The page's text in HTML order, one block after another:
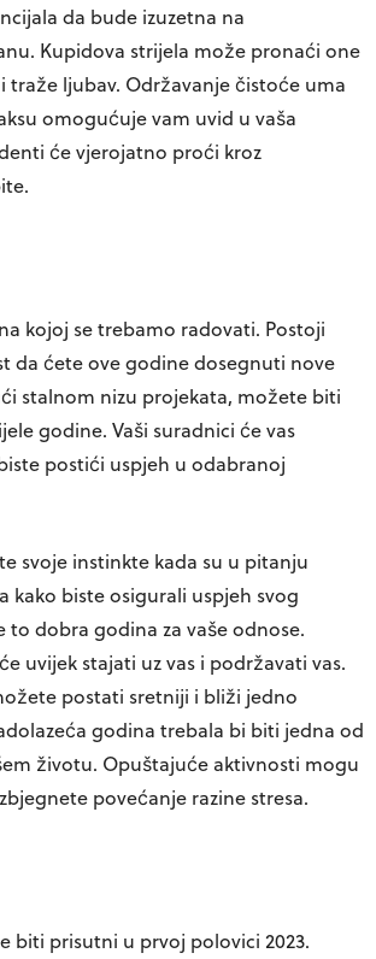
da bude izuzetna na
Kupidova strijela može pronaći one
traže ljubav. Održavanje čistoće uma
omogućuje vam uvid u vaša
će vjerojatno proći kroz
kojoj se trebamo radovati. Postoji
da ćete ove godine dosegnuti nove
stalnom nizu projekata, možete biti
godine. Vaši suradnici će vas
postići uspjeh u odabranoj
svoje instinkte kada su u pitanju
kako biste osigurali uspjeh svog
to dobra godina za vaše odnose.
uvijek stajati uz vas i podržavati vas.
postati sretniji i bliži jedno
godina trebala bi biti jedna od
životu. Opuštajuće aktivnosti mogu
povećanje razine stresa.
biti prisutni u prvoj polovici 2023.